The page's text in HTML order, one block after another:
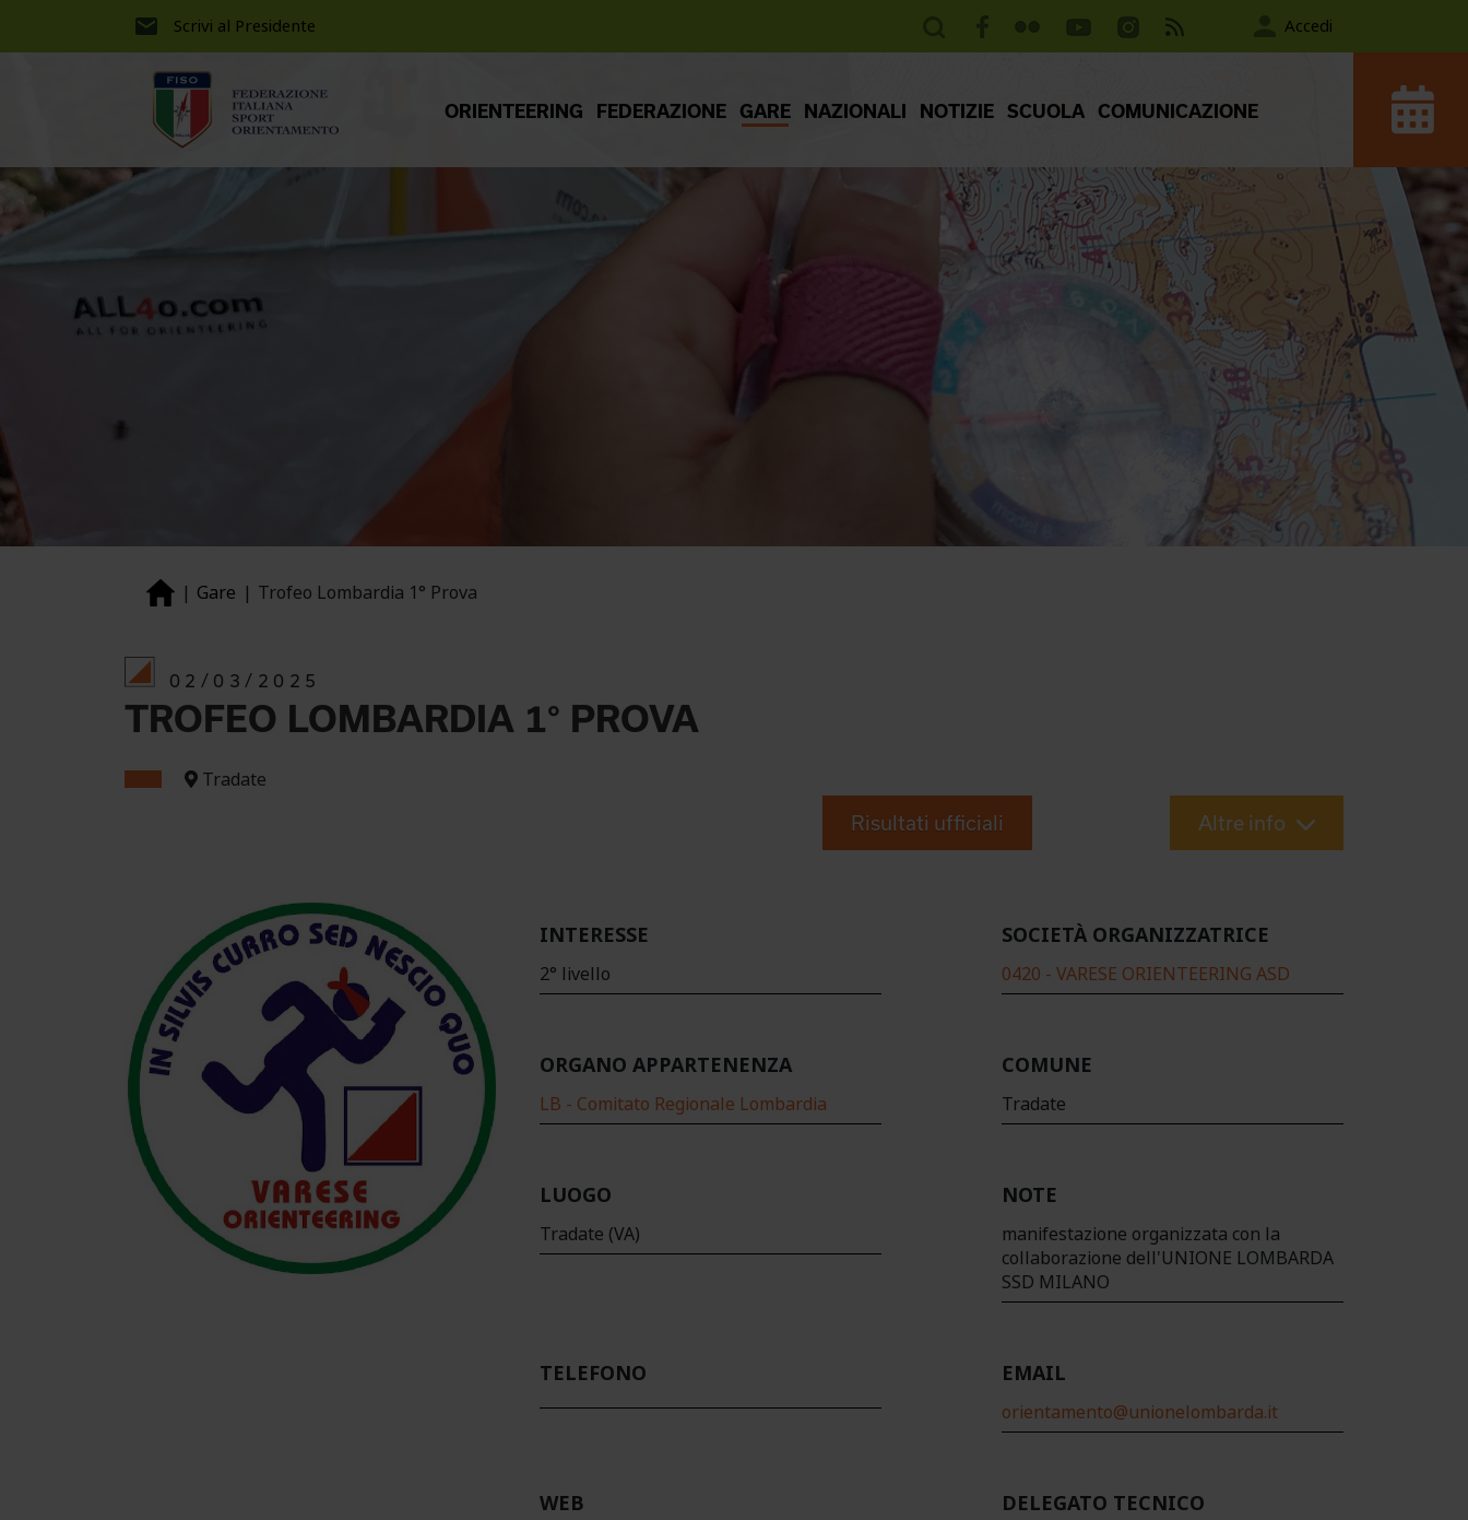
Scrivi al Presidente Accedi
ORIENTEERING FEDERAZIONE GARE NAZIONALI NOTIZIE SCUOLA COMUNICAZIONE
Gare Trofeo Lombardia 1° Prova
02/03/2025
TROFEO LOMBARDIA 1° PROVA
Tradate
Risultati ufficiali Altre info
INTERESSE
2° livello
SOCIETÀ ORGANIZZATRICE
0420 - VARESE ORIENTEERING ASD
ORGANO APPARTENENZA
LB - Comitato Regionale Lombardia
COMUNE
Tradate
LUOGO
Tradate (VA)
NOTE
manifestazione organizzata con la
collaborazione dell'UNIONE LOMBARDA
SSD MILANO
TELEFONO EMAIL
orientamento@unionelombarda.it
WEB DELEGATO TECNICO